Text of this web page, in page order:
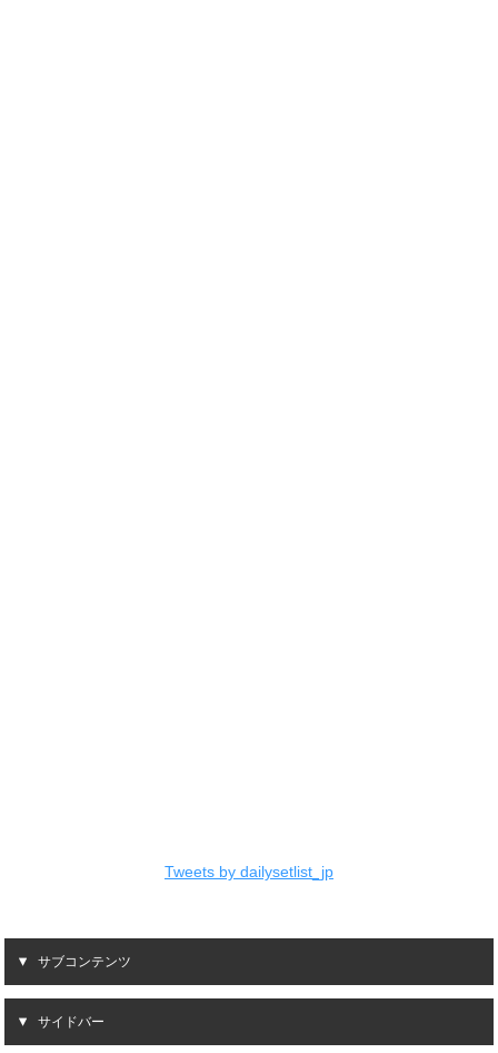
Tweets by dailysetlist_jp
サブコンテンツ
サイドバー